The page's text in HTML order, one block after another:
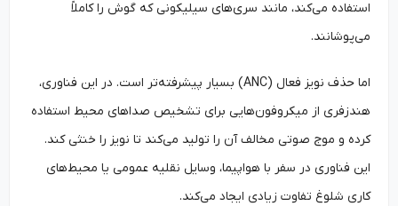
استفاده می‌کند، مانند سری‌های سیلیکونی که گوش را کاملاً
می‌پوشانند.
اما حذف نویز فعال (ANC) بسیار پیشرفته‌تر است. در این فناوری،
هندزفری از میکروفون‌هایی برای تشخیص صداهای محیط استفاده
کرده و موج صوتی مخالف آن را تولید می‌کند تا نویز را خنثی کند.
این فناوری در سفر با هواپیما، وسایل نقلیه عمومی یا محیط‌های
کاری شلوغ تفاوت زیادی ایجاد می‌کند.